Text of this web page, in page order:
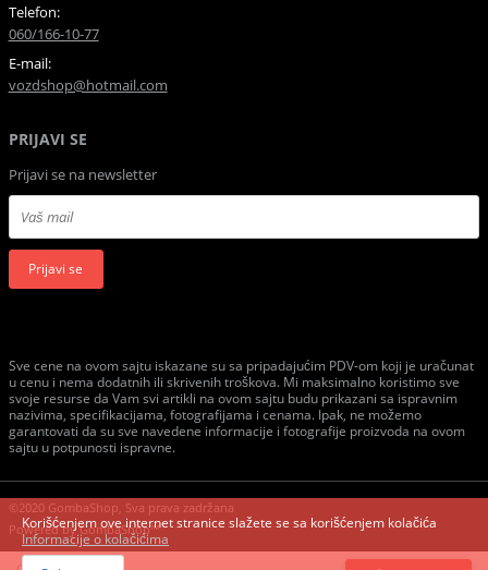
Telefon:
060/166-10-77
E-mail:
vozdshop@hotmail.com
PRIJAVI SE
Prijavi se na newsletter
Prijavi se
Sve cene na ovom sajtu iskazane su sa pripadajućim PDV-om koji je uračunat
u cenu i nema dodatnih ili skrivenih troškova. Mi maksimalno koristimo sve
svoje resurse da Vam svi artikli na ovom sajtu budu prikazani sa ispravnim
nazivima, specifikacijama, fotografijama i cenama. Ipak, ne možemo
garantovati da su sve navedene informacije i fotografije proizvoda na ovom
sajtu u potpunosti ispravne.
©2020 GombaShop, Sva prava zadržana
Powered byGombaShop™
Korišćenjem ove internet stranice slažete se sa korišćenjem kolačića
Informacije o kolačićima